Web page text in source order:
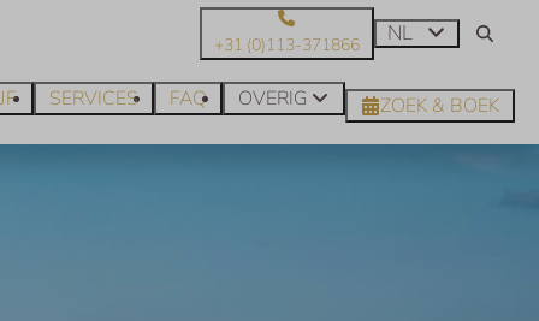
+31 (0)113-371866 NL
SERVICES FAQ OVERIG ZOEK & BOEK